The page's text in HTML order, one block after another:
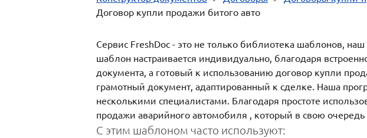
Договор купли продажи битого авто
Сервис FreshDoc - это не только библиотека шаблонов,
шаблон настраивается индивидуально, благодаря
документа, а готовый к использованию договор купли
грамотный документ, адаптированный к сделке. Наша
несколькими специалистами. Благодаря простоте
продажи аварийного автомобиля , который в свою
С этим шаблоном часто используют: